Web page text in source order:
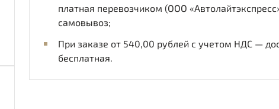
платная перевозчиком (ООО
самовывоз;
При заказе от 540,00 рублей с учетом НДС —
бесплатная.